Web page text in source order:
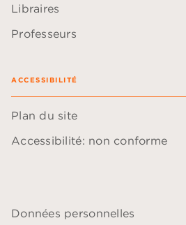
Libraires
Professeurs
ACCESSIBILITÉ
Plan du site
Accessibilité: non conforme
Données personnelles